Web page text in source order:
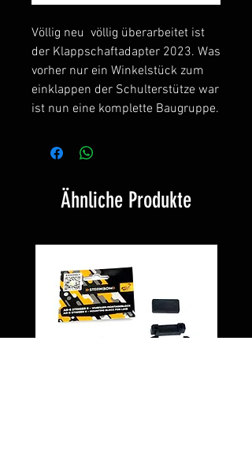
Völlig neu völlig überarbeitet ist
der Klappschaftadapter 2023. Was
vorher nur ein Winkelstück zum
einklappen der Schulterstütze war
ist nun eine komplette Baugruppe.
Ähnliche Produkte